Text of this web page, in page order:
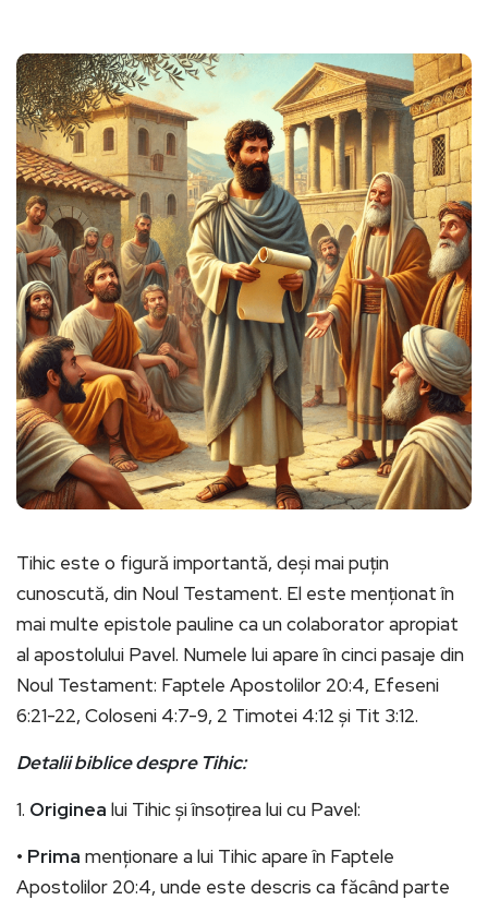
Tihic este o figură importantă, deși mai puțin
cunoscută, din Noul Testament. El este menționat în
mai multe epistole pauline ca un colaborator apropiat
al apostolului Pavel. Numele lui apare în cinci pasaje din
Noul Testament: Faptele Apostolilor 20:4, Efeseni
6:21-22, Coloseni 4:7-9, 2 Timotei 4:12 și Tit 3:12.
Detalii biblice despre Tihic:
1. Originea lui Tihic și însoțirea lui cu Pavel:
• Prima menționare a lui Tihic apare în Faptele
Apostolilor 20:4, unde este descris ca făcând parte